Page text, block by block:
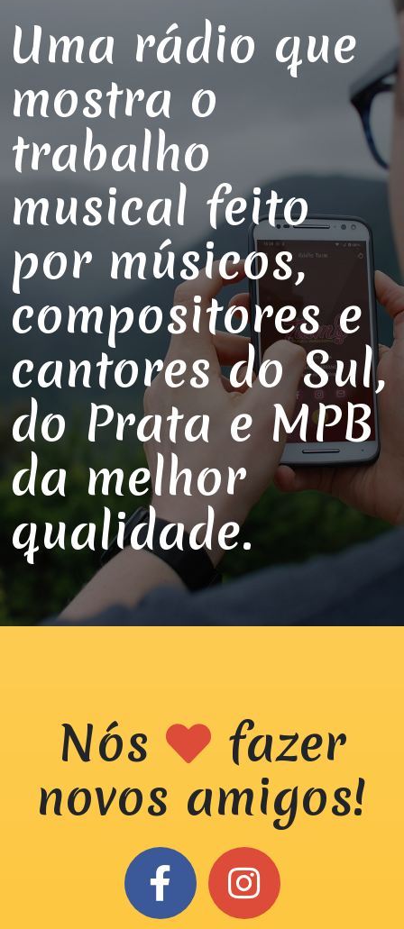
Uma rádio que
mostra o
trabalho
musical feito
por músicos,
compositores e
cantores do Sul,
do Prata e MPB
da melhor
qualidade.
Nós
fazer
novos amigos!